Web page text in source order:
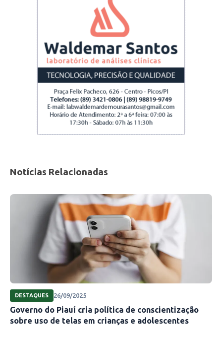
Notícias Relacionadas
DESTAQUES 26/09/2025
Governo do Piauí cria política de conscientização
sobre uso de telas em crianças e adolescentes